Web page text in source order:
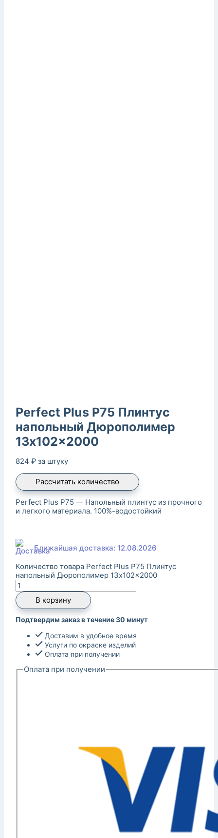
Perfect Plus P75 Плинтус
напольный Дюрополимер
13x102x2000
824 ₽ за штуку
Рассчитать количество
Perfect Plus P75 — Напольный плинтус из прочного
и легкого материала. 100%-водостойкий
Ближайшая доставка: 12.08.2026
Количество товара Perfect Plus P75 Плинтус
напольный Дюрополимер 13x102x2000
В корзину
Подтвердим заказ в течение 30 минут
Доставим в удобное время
Услуги по окраске изделий
Оплата при получении
Оплата при получении